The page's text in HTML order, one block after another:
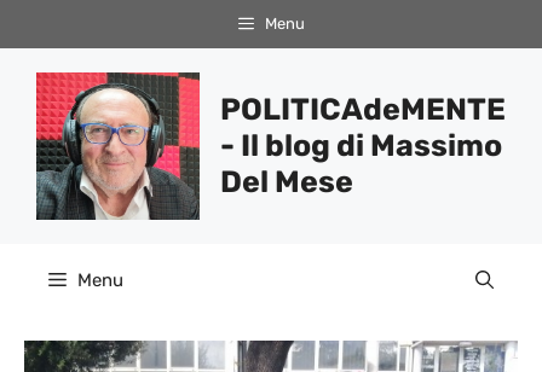
al
contenuto
Menu
POLITICAdeMENTE
- Il blog di Massimo
Del Mese
Menu